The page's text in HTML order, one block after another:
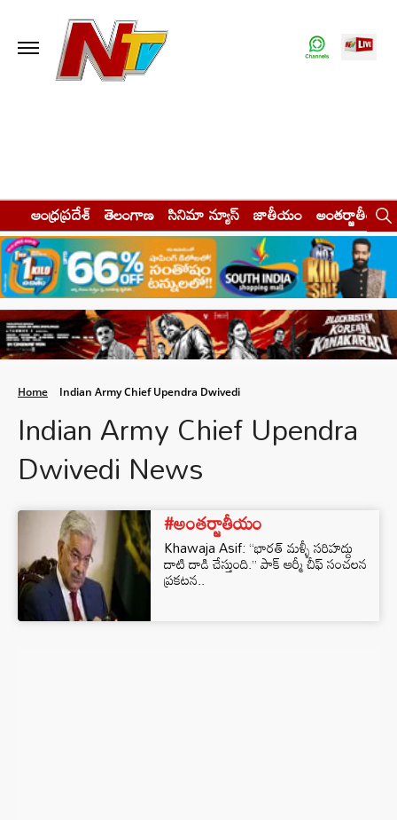
ఆంధ్రప్రదేశ్ తెలంగాణ సినిమా న్యూస్ జాతీయం అంతర్జాతీయం
Home Indian Army Chief Upendra Dwivedi
Indian Army Chief Upendra
Dwivedi News
#అంతర్జాతీయం
Khawaja Asif: “భారత్ మళ్ళీ సరిహద్దు
దాటి దాడి చేస్తుంది.” పాక్ ఆర్మీ చీఫ్ సంచలన
ప్రకటన..